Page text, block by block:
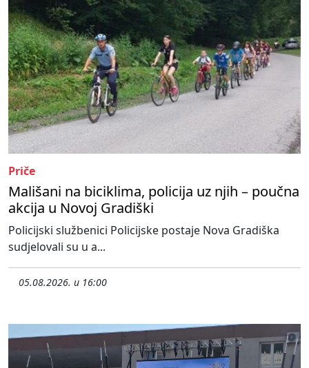
Priče
Mališani na biciklima, policija uz njih – poučna
akcija u Novoj Gradiški
Policijski službenici Policijske postaje Nova Gradiška
sudjelovali su u a...
05.08.2026. u 16:00